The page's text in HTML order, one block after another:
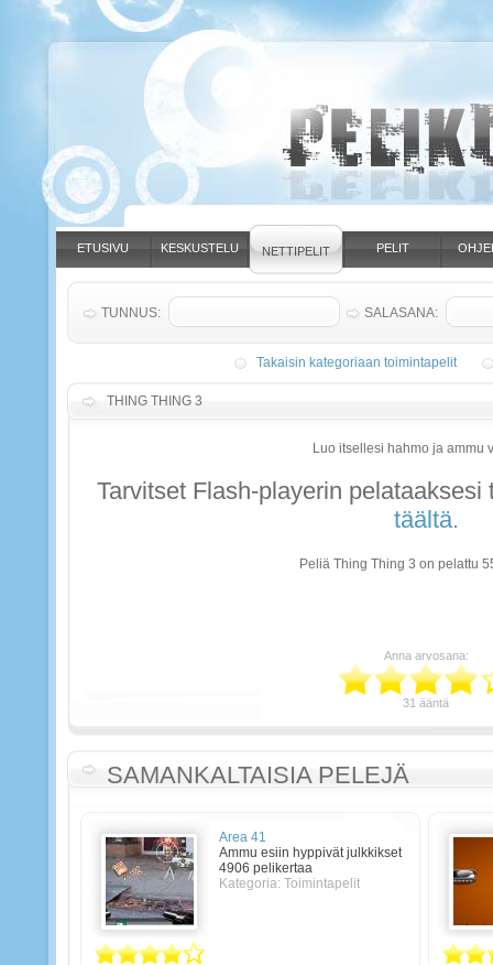
ETUSIVU KESKUSTELU NETTIPELIT PELIT
Takaisin kategoriaan toimintapelit
THING THING 3
Luo itsellesi hahmo ja ammu
Tarvitset Flash-playerin
täältä.
Peliä Thing Thing 3 on pelattu
Anna arvosana:
31 ääntä
SAMANKALTAISIA PELEJÄ
Area 41
Ammu esiin hyppivät julkkikset
4906 pelikertaa
Kategoria: Toimintapelit
TUNNUS: SALASANA: